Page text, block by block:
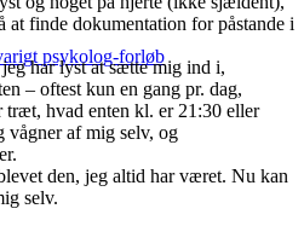
psykolog-forløb
at finde dokumentation for påstande i
har lyst at sætte mig ind i,
– oftest kun en gang pr. dag,
træt, hvad enten kl. er 21:30 eller
vågner af mig selv, og
den, jeg altid har været. Nu kan
selv.